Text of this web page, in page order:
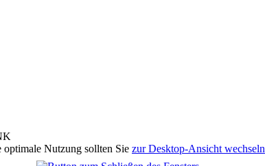
Nutzung sollten Sie zur Desktop-Ansicht wechseln